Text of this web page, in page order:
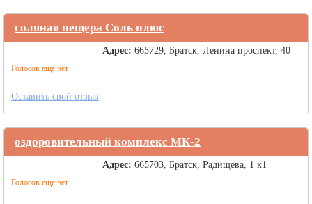
соляная пещера Соль плюс
Голосов еще нет
Адрес: 665729, Братск, Ленина проспект, 40
Оставить свой отзыв
оздоровительный комплекс МК-2
Голосов еще нет
Адрес: 665703, Братск, Радищева, 1 к1